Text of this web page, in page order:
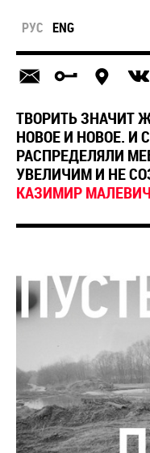
РУС ENG
ТВОРИТЬ ЗНАЧИТ
НОВОЕ И НОВОЕ. И
РАСПРЕДЕЛЯЛИ
УВЕЛИЧИМ И НЕ
КАЗИМИР МАЛЕВИЧ